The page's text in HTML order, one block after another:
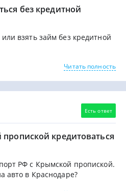
без кредитной
взять займ без кредитной
Читать полность
Есть ответ
кредитоваться
РФ с Крымской пропиской.
авто в Краснодаре?